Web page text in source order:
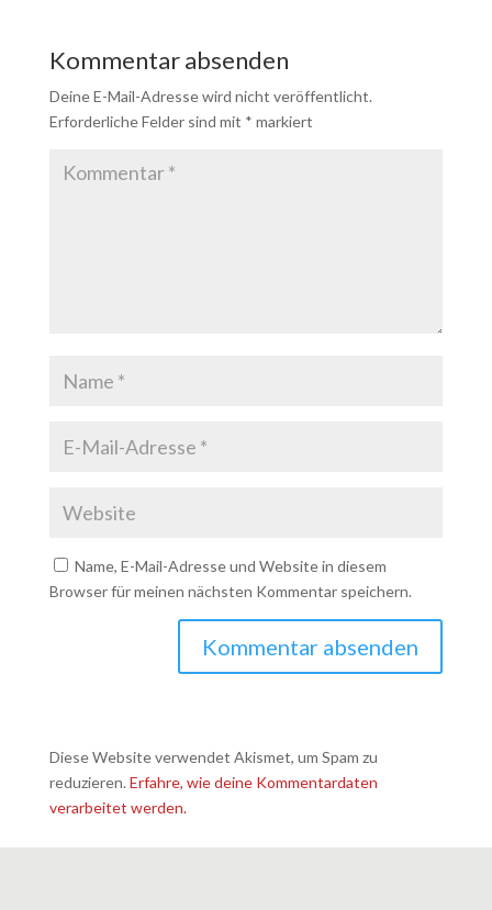
Kommentar absenden
Deine E-Mail-Adresse wird nicht veröffentlicht.
Erforderliche Felder sind mit * markiert
Name, E-Mail-Adresse und Website in diesem
Browser für meinen nächsten Kommentar speichern.
Diese Website verwendet Akismet, um Spam zu
reduzieren. Erfahre, wie deine Kommentardaten
verarbeitet werden.